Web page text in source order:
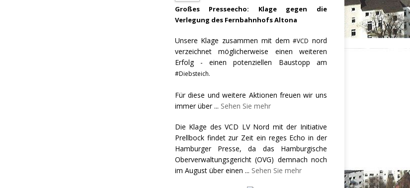
Großes Presseecho: Klage gegen die
Verlegung des Fernbahnhofs Altona
Unsere Klage zusammen mit dem#VCD nord
verzeichnet möglicherweise einen weiteren
Erfolg - einen potenziellen Baustopp am
#Diebsteich.
Für diese und weitere Aktionen freuen wir uns
immer über... Sehen Sie mehr
Die Klage des VCD LV Nord mit der Initiative
Prellbock findet zur Zeit ein reges Echo in der
Hamburger Presse, da das Hamburgische
Oberverwaltungsgericht (OVG) demnach noch
im August über einen ... Sehen Sie mehr